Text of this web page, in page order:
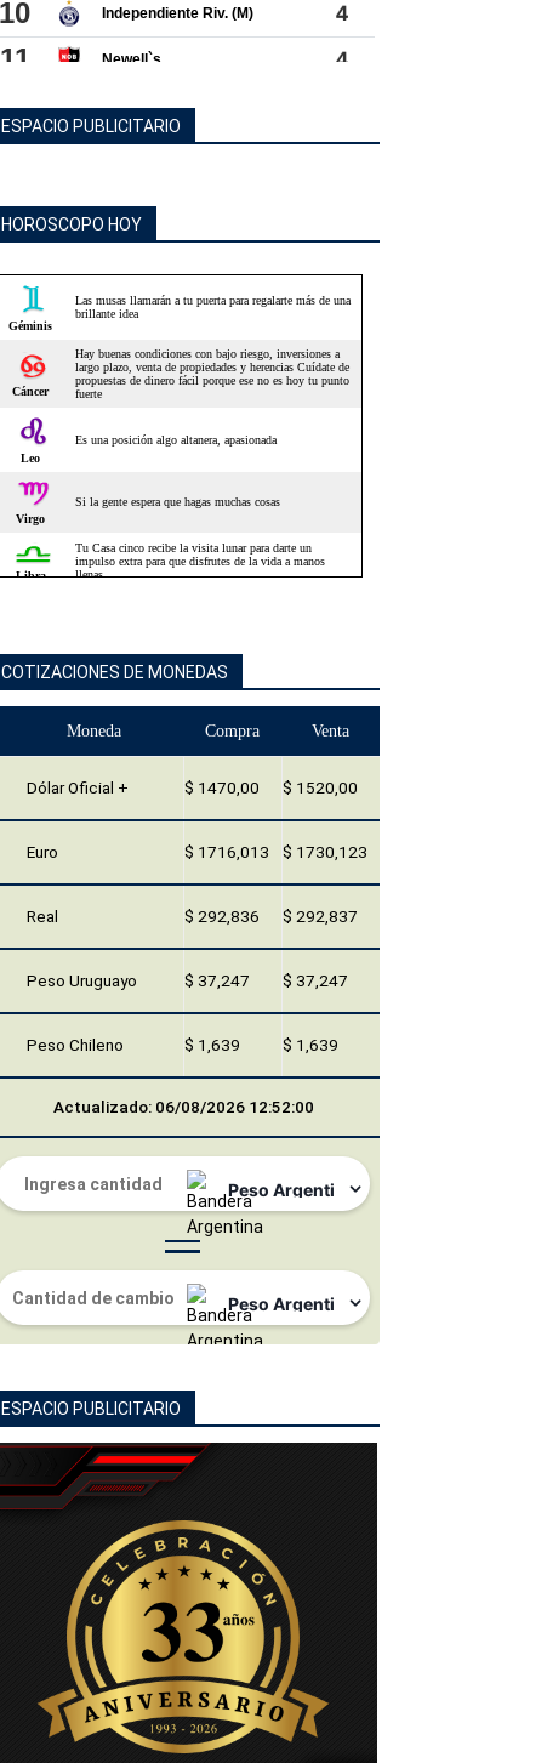
ESPACIO PUBLICITARIO
HOROSCOPO HOY
COTIZACIONES DE MONEDAS
Moneda Compra Venta
Dólar Oficial + $ 1470,00 $ 1520,00
Euro $ 1716,013 $ 1730,123
Real $ 292,836 $ 292,837
Peso Uruguayo $ 37,247 $ 37,247
Peso Chileno $ 1,639 $ 1,639
Actualizado: 06/08/2026 12:52:00
ESPACIO PUBLICITARIO